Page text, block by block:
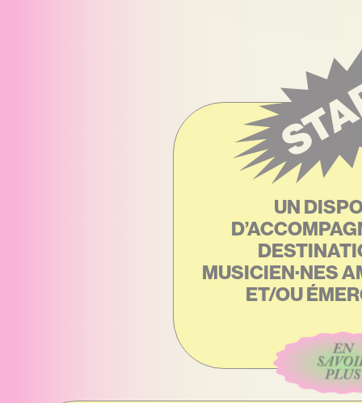
UN
MUSICIEN·NES
ET/OU